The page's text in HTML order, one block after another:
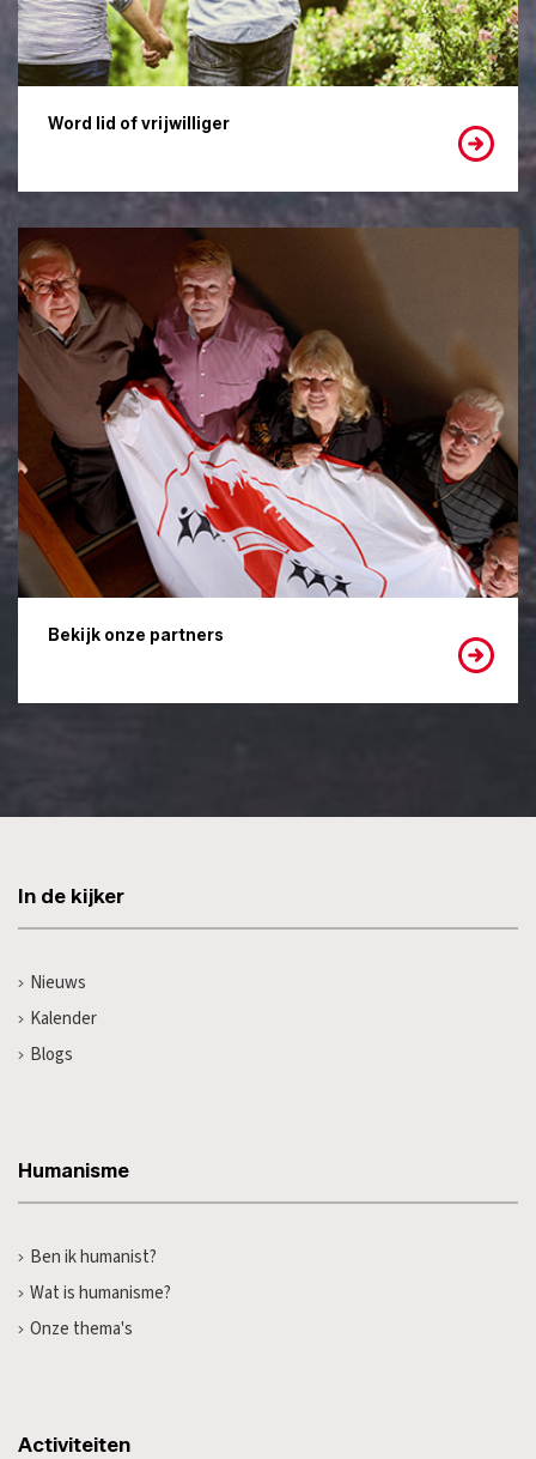
Word lid of vrijwilliger
Bekijk onze partners
In de kijker
Nieuws
Kalender
Blogs
Humanisme
Ben ik humanist?
Wat is humanisme?
Onze thema's
Activiteiten